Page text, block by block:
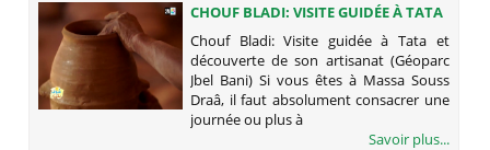
CHOUF BLADI: VISITE GUIDÉE À TATA
ET DÉCOUVERTE DE SON ARTISANAT
(GÉOPARC JBEL BANI)
Chouf Bladi: Visite guidée à Tata et
découverte de son artisanat (Géoparc
Jbel Bani) Si vous êtes à Massa Souss
Draâ, il faut absolument consacrer une
journée ou plus à
Savoir plus...